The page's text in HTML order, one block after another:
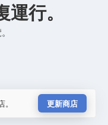
行。
更新商店